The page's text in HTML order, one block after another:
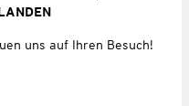
uns auf Ihren Besuch!